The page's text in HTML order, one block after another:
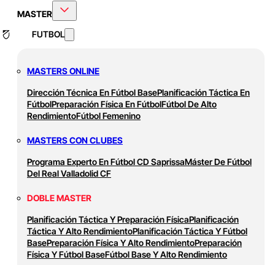
MASTER
FUTBOL
MASTERS ONLINE
Dirección Técnica En Fútbol BasePlanificación Táctica En
FútbolPreparación Física En FútbolFútbol De Alto
RendimientoFútbol Femenino
MASTERS CON CLUBES
Programa Experto En Fútbol CD SaprissaMáster De Fútbol
Del Real Valladolid CF
DOBLE MASTER
Planificación Táctica Y Preparación FísicaPlanificación
Táctica Y Alto RendimientoPlanificación Táctica Y Fútbol
BasePreparación Física Y Alto RendimientoPreparación
Física Y Fútbol BaseFútbol Base Y Alto Rendimiento